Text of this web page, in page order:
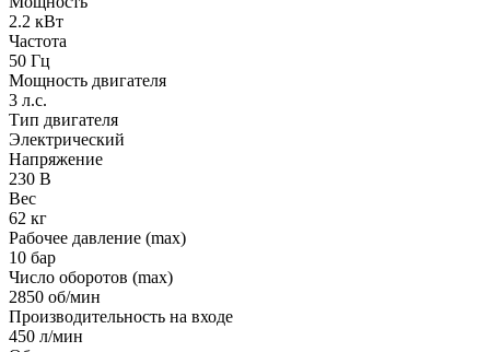
2.2 кВт
Частота
50 Гц
Мощность двигателя
3 л.с.
Тип двигателя
Электрический
Напряжение
230 В
Вес
62 кг
Рабочее давление (max)
10 бар
Число оборотов (max)
2850 об/мин
Производительность на входе
450 л/мин